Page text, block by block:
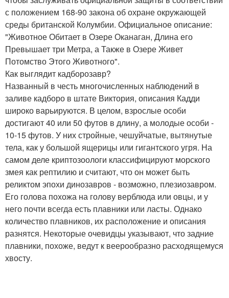
с положением 168-90 закона об охране окружающей
среды британской Колумбии. Официальное описание:
"Животное Обитает в Озере Оканаган, Длина его
Превышает три Метра, а Также в Озере Живет
Потомство Этого Животного".
Как выглядит кадборозавр?
Названный в честь многочисленных наблюдений в
заливе кадборо в штате Виктория, описания Кадди
широко варьируются. В целом, взрослые особи
достигают 40 или 50 футов в длину, а молодые особи -
10-15 футов. У них стройные, чешуйчатые, вытянутые
тела, как у большой ящерицы или гигантского угря. На
самом деле криптозоологи классифицируют морского
змея как рептилию и считают, что он может быть
реликтом эпохи динозавров - возможно, плезиозавром.
Его голова похожа на голову верблюда или овцы, и у
него почти всегда есть плавники или ласты. Однако
количество плавников, их расположение и описания
разнятся. Некоторые очевидцы указывают, что задние
плавники, похоже, ведут к веерообразно расходящемуся
хвосту.